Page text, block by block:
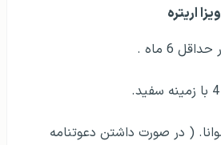
اریتره
6 ماه .
( در صورت داشتن دعوتنامه